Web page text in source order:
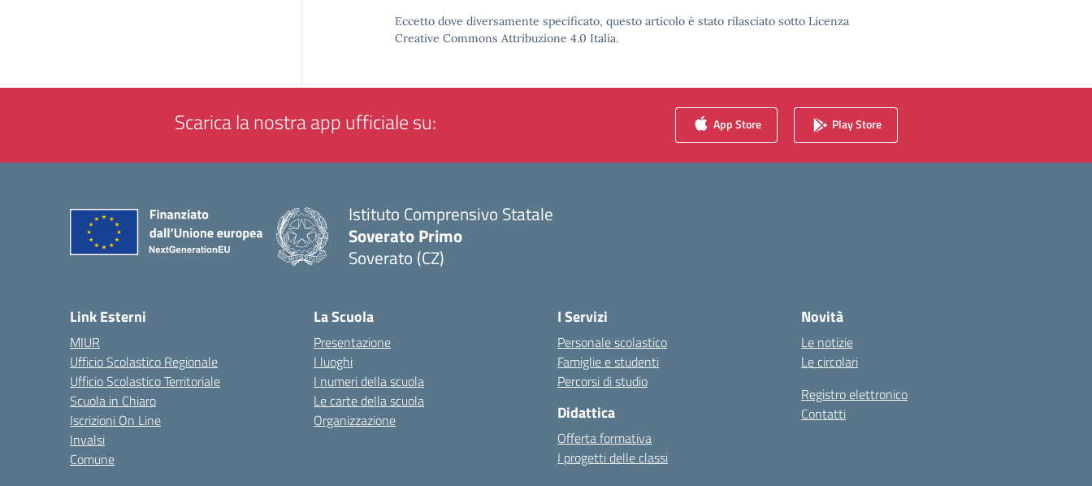
Eccetto dove diversamente specificato, questo articolo è stato rilasciato sotto Licenza
Creative Commons Attribuzione 4.0 Italia.
Scarica la nostra app ufficiale su: App Store Play Store
Istituto Comprensivo Statale
Soverato Primo
Soverato (CZ)
Link Esterni
MIUR
Ufficio Scolastico Regionale
Ufficio Scolastico Territoriale
Scuola in Chiaro
Iscrizioni On Line
Invalsi
Comune
La Scuola
Presentazione
I luoghi
I numeri della scuola
Le carte della scuola
Organizzazione
I Servizi
Personale scolastico
Famiglie e studenti
Percorsi di studio
Didattica
Offerta formativa
I progetti delle classi
Novità
Le notizie
Le circolari
Registro elettronico
Contatti